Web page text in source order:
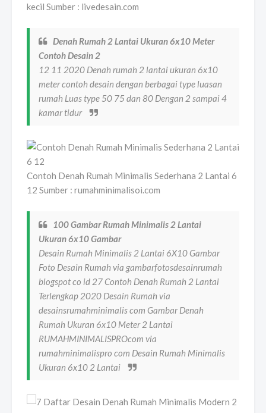
kecil Sumber : livedesain.com
Denah Rumah 2 Lantai Ukuran 6x10 Meter
Contoh Desain 2
12 11 2020 Denah rumah 2 lantai ukuran 6x10
meter contoh desain dengan berbagai type luasan
rumah Luas type 50 75 dan 80 Dengan 2 sampai 4
kamar tidur
Contoh Denah Rumah Minimalis Sederhana 2 Lantai 6
12 Sumber : rumahminimalisoi.com
100 Gambar Rumah Minimalis 2 Lantai
Ukuran 6x10 Gambar
Desain Rumah Minimalis 2 Lantai 6X10 Gambar
Foto Desain Rumah via gambarfotosdesainrumah
blogspot co id 27 Contoh Denah Rumah 2 Lantai
Terlengkap 2020 Desain Rumah via
desainsrumahminimalis com Gambar Denah
Rumah Ukuran 6x10 Meter 2 Lantai
RUMAHMINIMALISPROcom via
rumahminimalispro com Desain Rumah Minimalis
Ukuran 6x10 2 Lantai